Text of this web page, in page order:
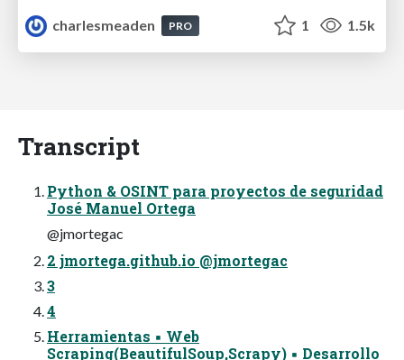
charlesmeaden
PRO 1 1.5k
Transcript
Python & OSINT para proyectos de seguridad
José Manuel Ortega
@jmortegac
2 jmortega.github.io @jmortegac
3
4
Herramientas ▪ Web
Scraping(BeautifulSoup,Scrapy) ▪ Desarrollo